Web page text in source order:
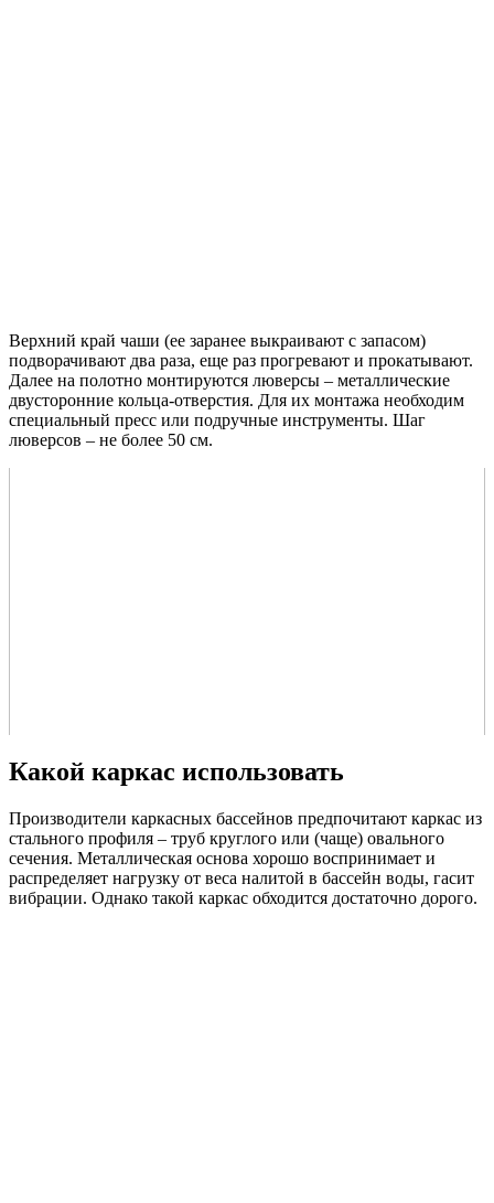
Верхний край чаши (ее заранее выкраивают с запасом)
подворачивают два раза, еще раз прогревают и прокатывают.
Далее на полотно монтируются люверсы – металлические
двусторонние кольца-отверстия. Для их монтажа необходим
специальный пресс или подручные инструменты. Шаг
люверсов – не более 50 см.
Какой каркас использовать
Производители каркасных бассейнов предпочитают каркас из
стального профиля – труб круглого или (чаще) овального
сечения. Металлическая основа хорошо воспринимает и
распределяет нагрузку от веса налитой в бассейн воды, гасит
вибрации. Однако такой каркас обходится достаточно дорого.